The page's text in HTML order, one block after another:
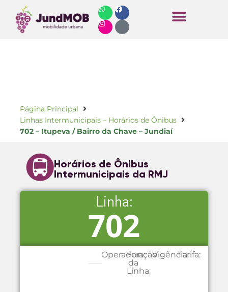
Página Principal
Linhas Intermunicipais – Horários de Ônibus
702 – Itupeva / Bairro da Chave – Jundiaí
Horários de Ônibus
Intermunicipais da RMJ
Linha:
702
Operadora:
Função
da
Linha:
Vigência:Tarifa: